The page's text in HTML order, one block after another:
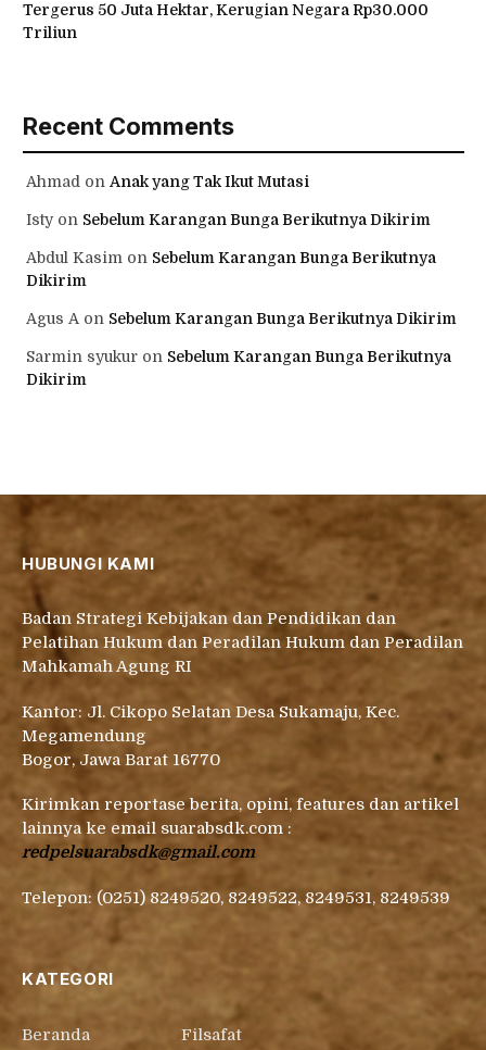
Tergerus 50 Juta Hektar, Kerugian Negara Rp30.000
Triliun
Recent Comments
Ahmad on Anak yang Tak Ikut Mutasi
Istyon Sebelum Karangan Bunga Berikutnya Dikirim
Abdul Kasim on Sebelum Karangan Bunga Berikutnya
Dikirim
Agus A on Sebelum Karangan Bunga Berikutnya Dikirim
Sarmin syukur on Sebelum Karangan Bunga Berikutnya
Dikirim
HUBUNGI KAMI
Badan Strategi Kebijakan dan Pendidikan dan
Pelatihan Hukum dan Peradilan Hukum dan Peradilan
Mahkamah Agung RI
Kantor: Jl. Cikopo Selatan Desa Sukamaju, Kec.
Megamendung
Bogor, Jawa Barat 16770
Kirimkan reportase berita, opini, features dan artikel
lainnya ke email suarabsdk.com :
redpelsuarabsdk@gmail.com
Telepon: (0251) 8249520, 8249522, 8249531, 8249539
KATEGORI
Beranda
Filsafat